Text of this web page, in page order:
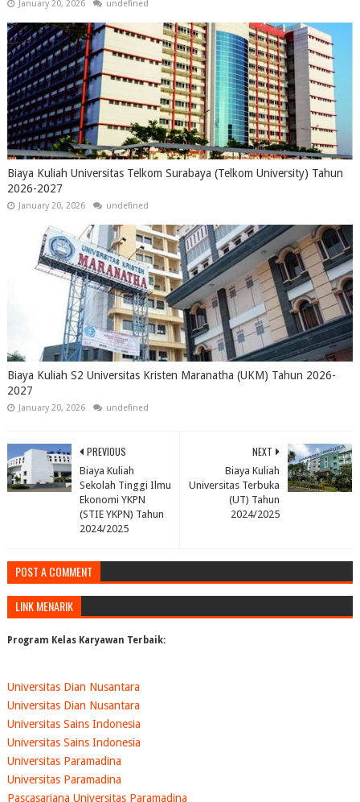
January 20, 2026 undefined
Biaya Kuliah Universitas Telkom Surabaya (Telkom University) Tahun
2026-2027
January 20, 2026 undefined
Biaya Kuliah S2 Universitas Kristen Maranatha (UKM) Tahun 2026-
2027
January 20, 2026 undefined
NEXT
Biaya Kuliah
Universitas Terbuka
(UT) Tahun
2024/2025
PREVIOUS
Biaya Kuliah
Sekolah Tinggi Ilmu
Ekonomi YKPN
(STIE YKPN) Tahun
2024/2025
POST A COMMENT
LINK MENARIK
Program Kelas Karyawan Terbaik:
Universitas Dian Nusantara
Universitas Dian Nusantara
Universitas Sains Indonesia
Universitas Sains Indonesia
Universitas Paramadina
Universitas Paramadina
Pascasarjana Universitas Paramadina